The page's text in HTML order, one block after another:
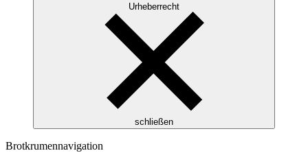
Urheberrecht
schließen
Brotkrumennavigation